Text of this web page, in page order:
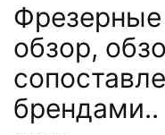
Фрезерные
обзор,
брендами..